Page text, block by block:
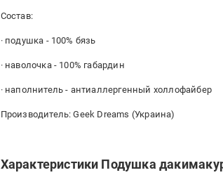
Состав:
· подушка - 100% бязь
· наволочка - 100% габардин
· наполнитель - антиаллергенный холлофайбер
Производитель: Geek Dreams (Украина)
Характеристики Подушка